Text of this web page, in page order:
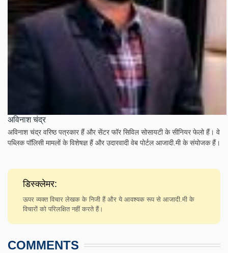
अविनाश चंद्र
अविनाश चंद्र वरिष्ठ पत्रकार हैं और सेंटर फॉर सिविल सोसायटी के सीनियर फेलो हैं। वे
पब्लिक पॉलिसी मामलों के विशेषज्ञ हैं और उदारवादी वेब पोर्टल आजादी.मी के संयोजक हैं।
डिस्क्लेमर:
ऊपर व्यक्त विचार लेखक के निजी हैं और ये आवश्यक रूप से आजादी.मी के
विचारों को परिलक्षित नहीं करते हैं।
COMMENTS